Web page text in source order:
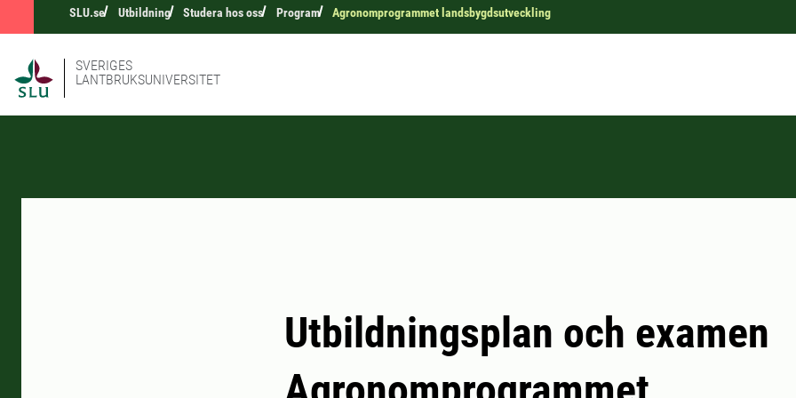
SLU.se Utbildning Studera hos oss Program Agronomprogrammet landsbygdsutveckling
SVERIGES
LANTBRUKSUNIVERSITET
Utbildningsplan och examen